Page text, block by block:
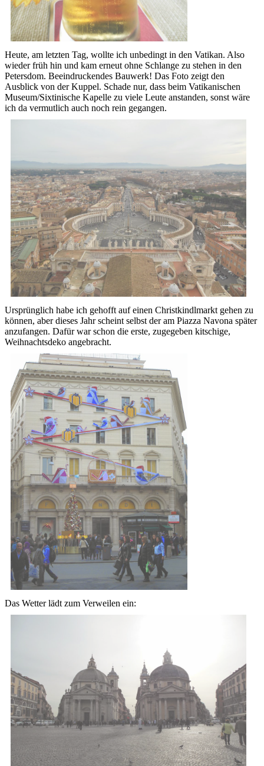
Heute, am letzten Tag, wollte ich unbedingt in den Vatikan. Also
wieder früh hin und kam erneut ohne Schlange zu stehen in den
Petersdom. Beeindruckendes Bauwerk! Das Foto zeigt den
Ausblick von der Kuppel. Schade nur, dass beim Vatikanischen
Museum/Sixtinische Kapelle zu viele Leute anstanden, sonst wäre
ich da vermutlich auch noch rein gegangen.
Ursprünglich habe ich gehofft auf einen Christkindlmarkt gehen zu
können, aber dieses Jahr scheint selbst der am Piazza Navona später
anzufangen. Dafür war schon die erste, zugegeben kitschige,
Weihnachtsdeko angebracht.
Das Wetter lädt zum Verweilen ein: